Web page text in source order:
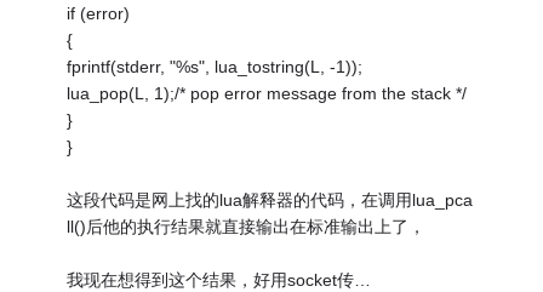
if (error)
{
fprintf(stderr, "%s", lua_tostring(L, -1));
lua_pop(L, 1);/* pop error message from the stack */
}
}
这段代码是网上找的lua解释器的代码，在调用lua_pca
ll()后他的执行结果就直接输出在标准输出上了，
我现在想得到这个结果，好用socket传…